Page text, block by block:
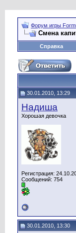
Форум игры
Смена
Справка
30.01.2010, 13:29
Надиша
Хорошая девочка
Регистрация:
Сообщений: 754
30.01.2010, 13:30